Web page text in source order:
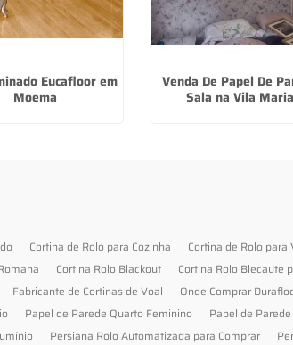
Eucafloor em
Moema
Venda De Papel De
Sala na Vila Maria
Cortina de Rolo para Cozinha Cortina de Rolo para
Cortina Rolo Blackout Cortina Rolo Blecaute
Fabricante de Cortinas de Voal Onde Comprar
Papel de Parede Quarto Feminino Papel de
Persiana Rolo Automatizada para Comprar